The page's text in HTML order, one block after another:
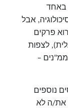
באחד
אבל
פרקים
לצפות
–
נוספים
את/ה לא